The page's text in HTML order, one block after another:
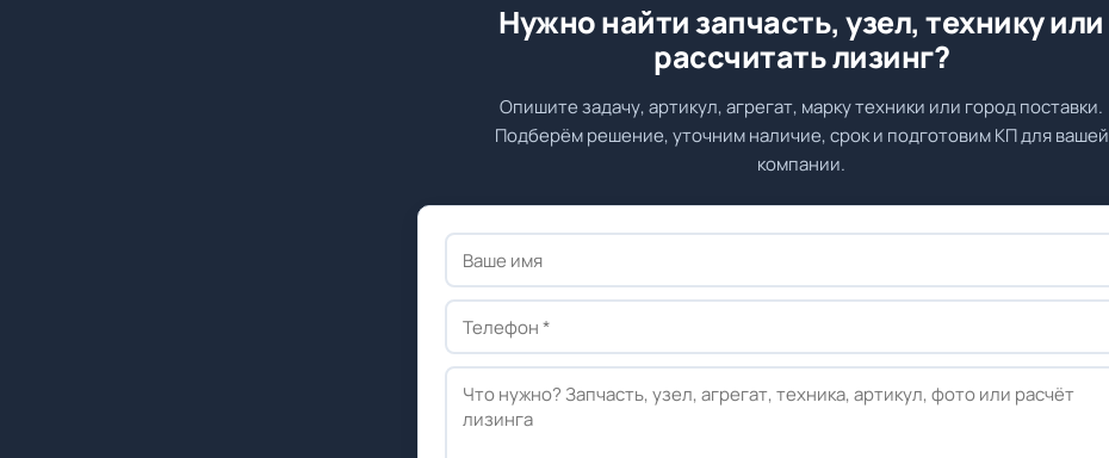
Нужно найти запчасть, узел, технику или
рассчитать лизинг?
Опишите задачу, артикул, агрегат, марку техники или город поставки.
Подберём решение, уточним наличие, срок и подготовим КП для вашей
компании.